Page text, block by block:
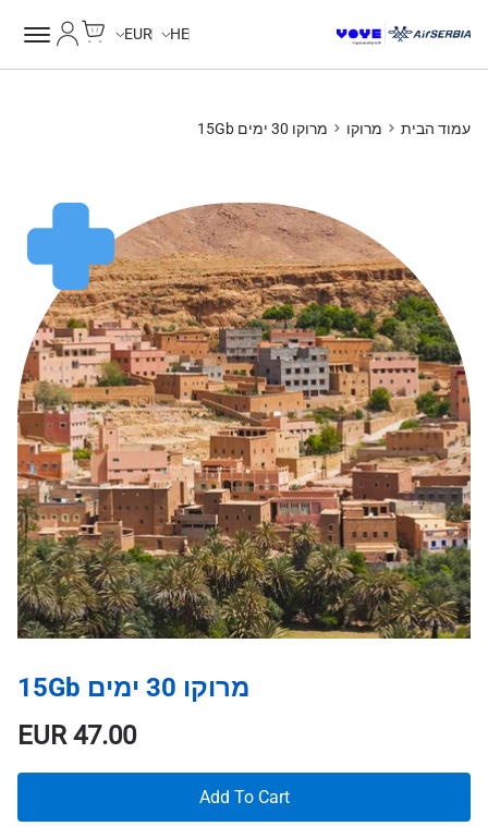
HE
EUR
עמוד הבית מרוקו מרוקו 30 ימים 15Gb
מרוקו 30 ימים 15Gb
EUR47.00
Add To Cart